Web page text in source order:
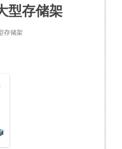
型存储架
存储架